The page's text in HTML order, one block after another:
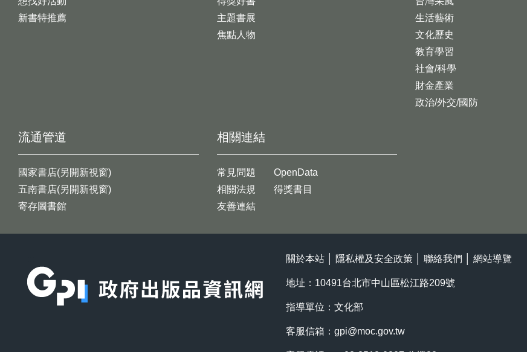
新書特推薦
生活藝術
文化歷史
教育學習
社會/科學
財金產業
政治/外交/國防
主題書展
焦點人物
流通管道
國家書店(另開新視窗)
五南書店(另開新視窗)
寄存圖書館
相關連結
常見問題
相關法規
友善連結
OpenData
得獎書目
關於本站 隱私權及安全政策 聯絡我們 網站導覽
地址：10491台北市中山區松江路209號
指導單位：文化部
客服信箱： gpi@moc.gov.tw